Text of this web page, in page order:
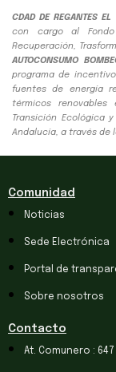
CDAD DE REGANTES EL
con cargo al
Recuperación,
AUTOCONSUMO
programa de
fuentes de energía
térmicos
Transición Ecológica
Andalucía, a través de
Comunidad
Noticias
Sede Electrónica
Portal de
Sobre nosotros
Contacto
At. Comunero : 647